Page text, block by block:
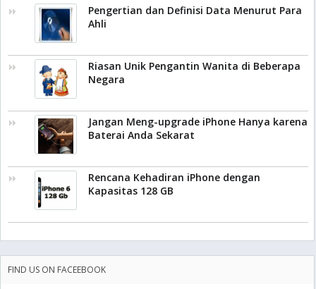
Pengertian dan Definisi Data Menurut Para
Ahli
Riasan Unik Pengantin Wanita di Beberapa
Negara
Jangan Meng-upgrade iPhone Hanya karena
Baterai Anda Sekarat
Rencana Kehadiran iPhone dengan
Kapasitas 128 GB
FIND US ON FACEEBOOK